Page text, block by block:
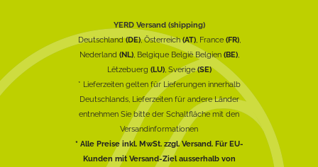
YERD Versand (shipping)
Deutschland(DE), Österreich(AT), France (FR),
Nederland (NL), Belgique België Belgien (BE),
Lëtzebuerg (LU), Sverige(SE)
* Lieferzeiten gelten für Lieferungen innerhalb
Deutschlands, Lieferzeiten für andere Länder
entnehmen Sie bitte der Schaltfläche mit den
Versandinformationen
* Alle Preise inkl. MwSt. zzgl. Versand. Für EU-
Kunden mit Versand-Ziel ausserhalb von